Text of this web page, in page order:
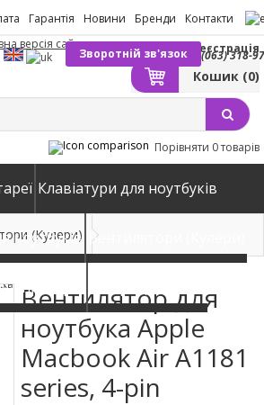
Гарантія Новини Бренди Контакти
(063) 318-
Зворотній зв'язок
Вхід Реєстрація
Кошик (0)
версія сайту
Порівняти 0 товарів
Клавіатури для ноутбуків
ноутбуків Вентилятори (Кулери)
пристрої
(Кулери)
Вентилятор для
ноутбука Apple
Macbook Air A1181
series, 4-pin